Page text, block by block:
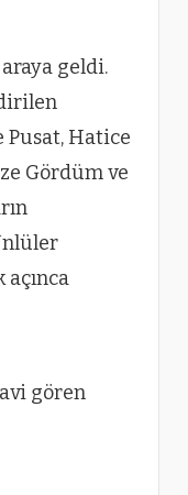
geldi.
Pusat, Hatice
Gördüm ve